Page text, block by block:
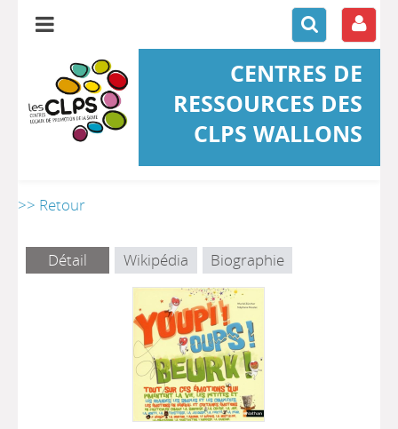
CENTRES DE
RESSOURCES DES
CLPS WALLONS
>> Retour
Détail Wikipédia Biographie